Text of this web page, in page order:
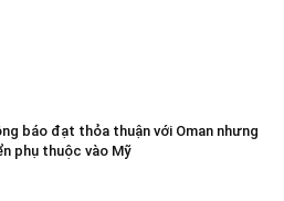
báo đạt thỏa thuận với Oman nhưng
phụ thuộc vào Mỹ